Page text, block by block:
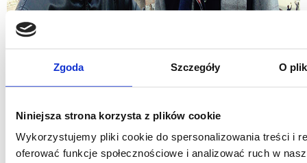
Zgoda Szczegóły O
Niniejsza strona korzysta z plików cookie
Wykorzystujemy pliki cookie do spersonalizowania treści i
oferować funkcje społecznościowe i analizować ruch w